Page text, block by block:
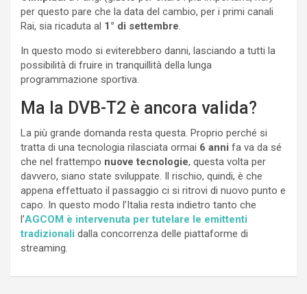
per questo pare che la data del cambio, per i primi canali
Rai, sia ricaduta al 1° di settembre.
In questo modo si eviterebbero danni, lasciando a tutti la
possibilità di fruire in tranquillità della lunga
programmazione sportiva.
Ma la DVB-T2 è ancora valida?
La più grande domanda resta questa. Proprio perché si
tratta di una tecnologia rilasciata ormai 6 anni fa va da sé
che nel frattempo nuove tecnologie, questa volta per
davvero, siano state sviluppate. Il rischio, quindi, è che
appena effettuato il passaggio ci si ritrovi di nuovo punto e
capo. In questo modo l’Italia resta indietro tanto che
l’AGCOM è intervenuta per tutelare le emittenti
tradizionali dalla concorrenza delle piattaforme di
streaming.